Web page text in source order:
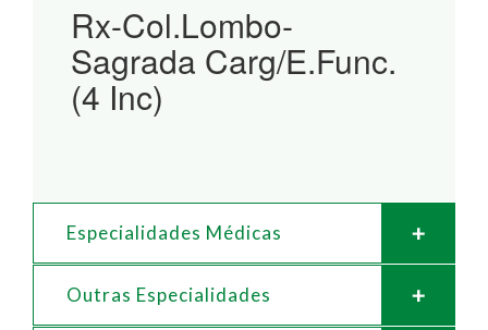
Rx-Col.Lombo-
Sagrada Carg/E.Func.
(4 Inc)
Especialidades Médicas
Outras Especialidades